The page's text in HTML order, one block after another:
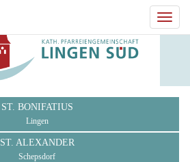
ST. BONIFATIUS
Lingen
ST. ALEXANDER
Schepsdorf